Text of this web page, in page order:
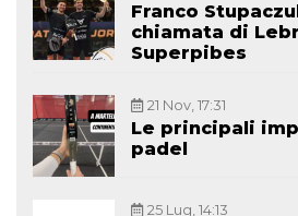
Franco
chiamata di
Superpibes
21 Nov, 17:31
Le principali
padel
25 Lug, 14:13